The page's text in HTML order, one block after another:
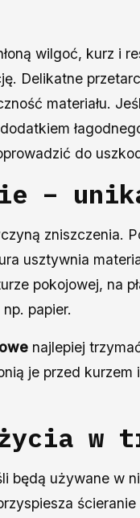
wilgoć, kurz i
Delikatne
materiału.
do
–
zniszczenia.
usztywnia
pokojowej, na
papier.
najlepiej
je przed kurzem
w
będą używane w